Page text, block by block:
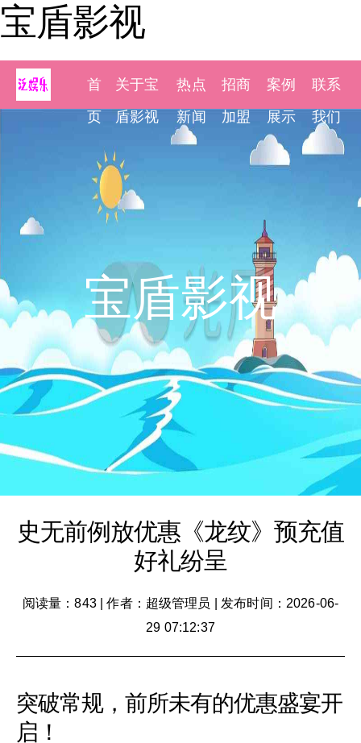
宝盾影视
首
页
关于宝
盾影视
热点
新闻
招商
加盟
案例
展示
联系
我们
宝盾影视
史无前例放优惠《龙纹》预充值
好礼纷呈
阅读量：843|作者：超级管理员
发布时间：2026-06-
29 07:12:37
突破常规，前所未有的优惠盛宴开
启！